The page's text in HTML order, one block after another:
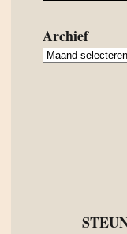
Archief
Archief